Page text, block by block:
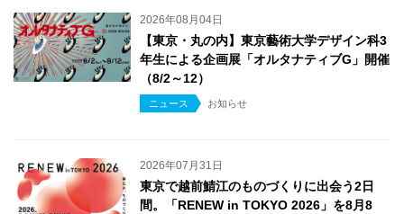
2026年08月04日
【東京・丸の内】東京藝術大学デザイン科3
年生による企画展「オルタナティブG」開催
（8/2～12）
ニュース お知らせ
2026年07月31日
東京で越前鯖江のものづくりに出会う2日
間。「RENEW in TOKYO 2026」を8月8